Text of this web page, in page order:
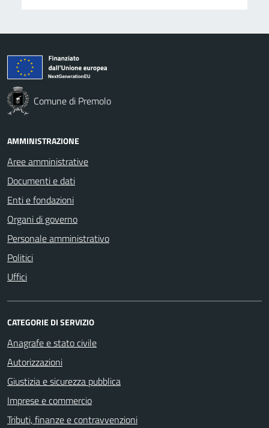
Comune di Premolo
AMMINISTRAZIONE
Aree amministrative
Documenti e dati
Enti e fondazioni
Organi di governo
Personale amministrativo
Politici
Uffici
CATEGORIE DI SERVIZIO
Anagrafe e stato civile
Autorizzazioni
Giustizia e sicurezza pubblica
Imprese e commercio
Tributi, finanze e contravvenzioni